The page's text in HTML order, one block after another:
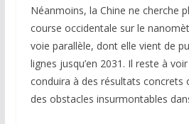
Néanmoins, la Chine ne cherche
course occidentale sur le
voie parallèle, dont elle vient de
lignes jusqu’en 2031. Il reste à
conduira à des résultats concrets
des obstacles insurmontables